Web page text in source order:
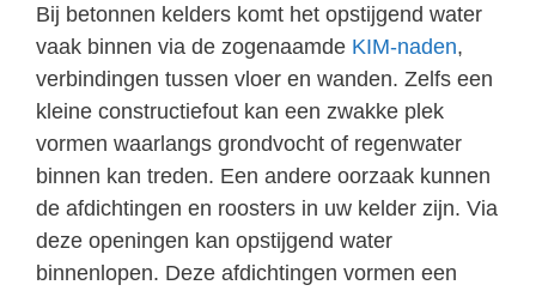
Bij betonnen kelders komt het opstijgend water
vaak binnen via de zogenaamde KIM-naden,
verbindingen tussen vloer en wanden. Zelfs een
kleine constructiefout kan een zwakke plek
vormen waarlangs grondvocht of regenwater
binnen kan treden. Een andere oorzaak kunnen
de afdichtingen en roosters in uw kelder zijn. Via
deze openingen kan opstijgend water
binnenlopen. Deze afdichtingen vormen een